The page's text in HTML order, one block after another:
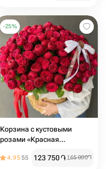
-25%
Корзина с кустовыми
розами «Красная
4.9555 123 750֏ 165 000֏